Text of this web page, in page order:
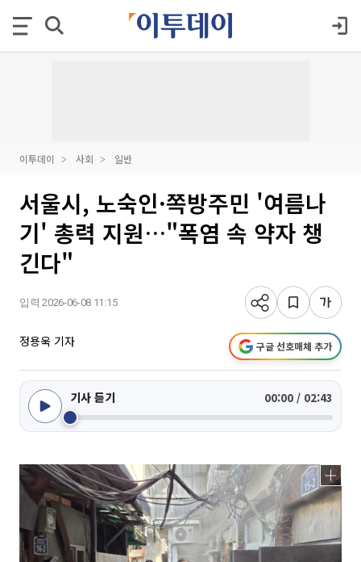
이투데이 사회 일반
서울시, 노숙인·쪽방주민 '여름나
기' 총력 지원…"폭염 속 약자 챙
긴다"
입력 2026-06-08 11:15
정용욱 기자 구글 선호매체 추가
기사 듣기 00:00 / 02:43